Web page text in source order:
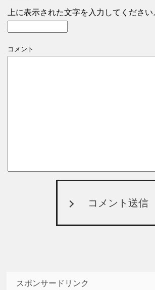
上に表示された文字を入力してください
コメント
コメント送信
スポンサードリンク